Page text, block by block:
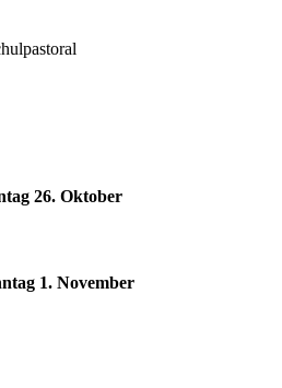
26. Oktober
1. November